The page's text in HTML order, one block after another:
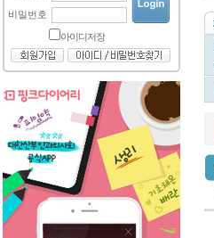
비밀번호
아이디저장